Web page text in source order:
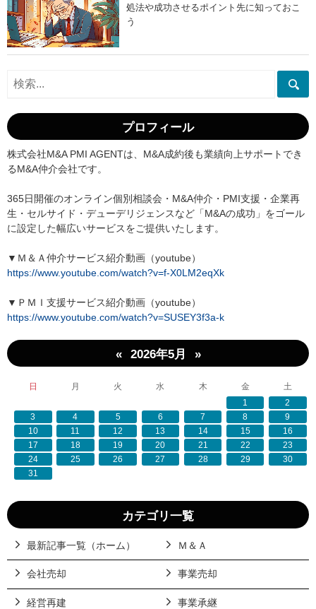
処法や成功させるポイント先に知っておこ
う
プロフィール
株式会社M&A PMI AGENTは、M&A成約後も業績向上サポートでき
るM&A仲介会社です。
365日開催のオンライン個別相談会・M&A仲介・PMI支援・企業再
生・セルサイド・デューデリジェンスなど「M&Aの成功」をゴール
に設定した幅広いサービスをご提供いたします。
▼Ｍ＆Ａ仲介サービス紹介動画（youtube）
https://www.youtube.com/watch?v=f-X0LM2eqXk
▼ＰＭＩ支援サービス紹介動画（youtube）
https://www.youtube.com/watch?v=SUSEY3f3a-k
« 2026年5月 »
日 月 火 水 木 金
土
1
2
3
4 5 6 7 8
9
10
11 12 13 14 15
16
17
18 19 20 21 22
23
24
25 26 27 28 29
30
31
カテゴリ一覧
最新記事一覧（ホーム） Ｍ＆Ａ
会社売却 事業売却
経営再建 事業承継